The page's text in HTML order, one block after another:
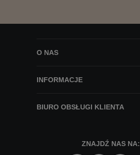
O NAS
INFORMACJE
BIURO OBSŁUGI KLIENTA
ZNAJDŹ NAS NA: